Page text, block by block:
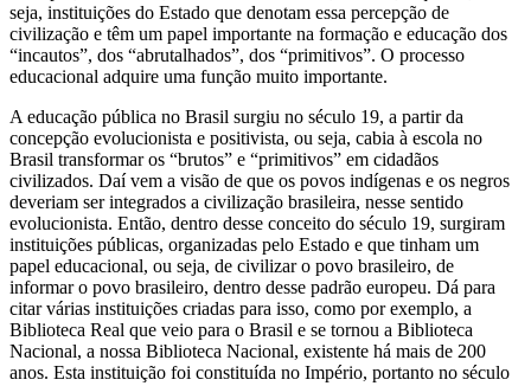
seja, instituições do Estado que denotam essa percepção de
civilização e têm um papel importante na formação e educação dos
“incautos”, dos “abrutalhados”, dos “primitivos”. O processo
educacional adquire uma função muito importante.
A educação pública no Brasil surgiu no século 19, a partir da
concepção evolucionista e positivista, ou seja, cabia à escola no
Brasil transformar os “brutos” e “primitivos” em cidadãos
civilizados. Daí vem a visão de que os povos indígenas e os negros
deveriam ser integrados a civilização brasileira, nesse sentido
evolucionista. Então, dentro desse conceito do século 19, surgiram
instituições públicas, organizadas pelo Estado e que tinham um
papel educacional, ou seja, de civilizar o povo brasileiro, de
informar o povo brasileiro, dentro desse padrão europeu. Dá para
citar várias instituições criadas para isso, como por exemplo, a
Biblioteca Real que veio para o Brasil e se tornou a Biblioteca
Nacional, a nossa Biblioteca Nacional, existente há mais de 200
anos. Esta instituição foi constituída no Império, portanto no século